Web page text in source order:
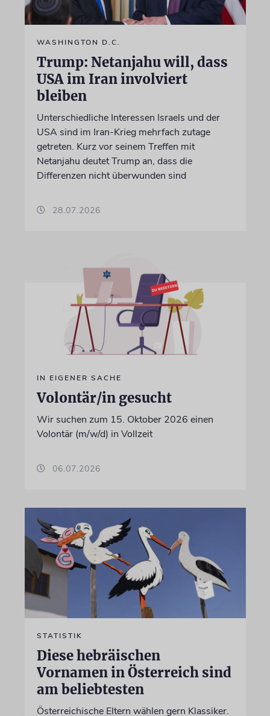
WASHINGTON D.C.
Trump: Netanjahu will, dass
USA im Iran involviert
bleiben
Unterschiedliche Interessen Israels und der
USA sind im Iran-Krieg mehrfach zutage
getreten. Kurz vor seinem Treffen mit
Netanjahu deutet Trump an, dass die
Differenzen nicht überwunden sind
28.07.2026
IN EIGENER SACHE
Volontär/in gesucht
Wir suchen zum 15. Oktober 2026 einen
Volontär (m/w/d) in Vollzeit
06.07.2026
STATISTIK
Diese hebräischen
Vornamen in Österreich sind
am beliebtesten
Österreichische Eltern wählen gern Klassiker.